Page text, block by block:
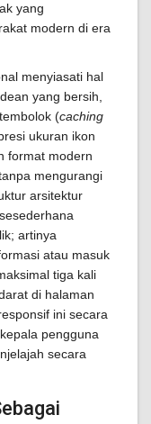
yang
modern di era
menyiasati hal
yang bersih,
(caching
ukuran ikon
format modern
mengurangi
arsitektur
artinya
atau masuk
tiga kali
di halaman
ini secara
pengguna
secara